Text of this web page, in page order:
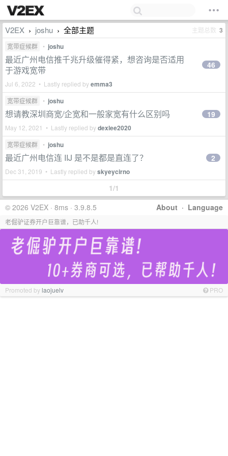
V2EX › joshu › 全部主题 主题总数 3
宽带症候群 • joshu
最近广州电信推千兆升级催得紧，想咨询是否适用
于游戏宽带
Jul 6, 2022 • Lastly replied byemma3
46
宽带症候群 • joshu
想请教深圳商宽/企宽和一般家宽有什么区别吗
May 12, 2021 • Lastly replied bydexlee2020
19
宽带症候群 • joshu
最近广州电信连 IIJ 是不是都是直连了？
Dec 31, 2019 • Lastly replied byskyeycirno
2
1/1
About · Language
© 2026 V2EX · 8ms · 3.9.8.5
老倔驴证券开户巨靠谱，已助千人!
Promoted bylaojuelv PRO